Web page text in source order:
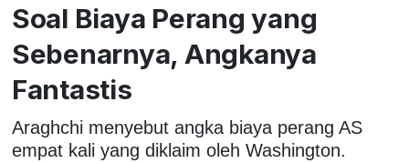
Soal Biaya Perang yang
Sebenarnya, Angkanya
Fantastis
Araghchi menyebut angka biaya perang AS
empat kali yang diklaim oleh Washington.